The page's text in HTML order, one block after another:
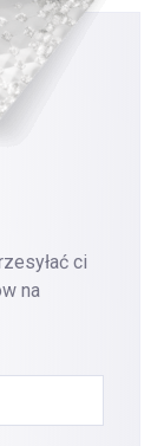
ci
na